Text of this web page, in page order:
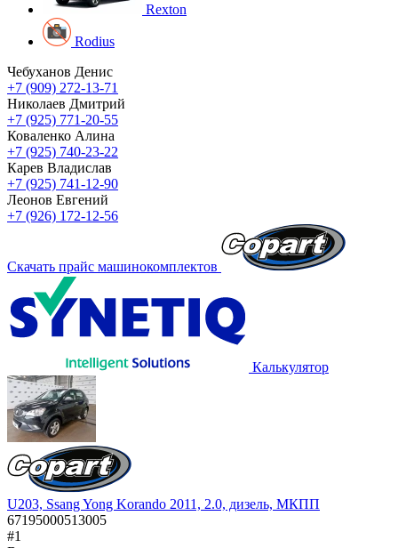
Rexton
Rodius
Чебуханов Денис
+7 (909) 272-13-71
Николаев Дмитрий
+7 (925) 771-20-55
Коваленко Алина
+7 (925) 740-23-22
Карев Владислав
+7 (925) 741-12-90
Леонов Евгений
+7 (926) 172-12-56
Скачать прайс машинокомплектов
Калькулятор
U203, Ssang Yong Korando 2011, 2.0, дизель, МКПП
67195000513005
#1